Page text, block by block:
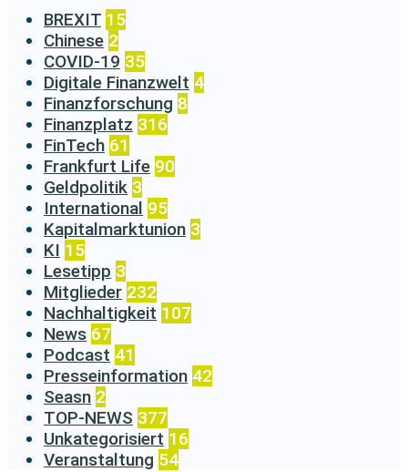
BREXIT 15
Chinese 2
COVID-19 35
Digitale Finanzwelt 4
Finanzforschung 8
Finanzplatz 316
FinTech 61
Frankfurt Life 90
Geldpolitik 3
International 95
Kapitalmarktunion 3
KI 15
Lesetipp 3
Mitglieder 232
Nachhaltigkeit 107
News 67
Podcast 41
Presseinformation 42
Seasn 2
TOP-NEWS 377
Unkategorisiert 16
Veranstaltung 54